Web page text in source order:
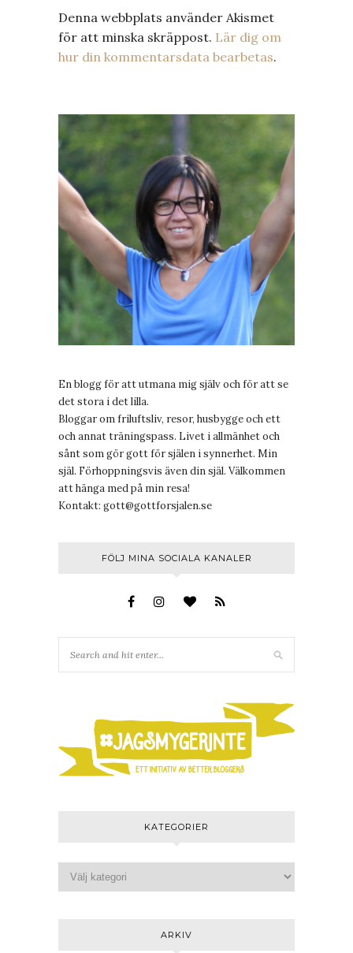
Denna webbplats använder Akismet
för att minska skräppost. Lär dig om
hur din kommentarsdata bearbetas.
En blogg för att utmana mig själv och för att se
det stora i det lilla.
Bloggar om friluftsliv, resor, husbygge och ett
och annat träningspass. Livet i allmänhet och
sånt som gör gott för själen i synnerhet. Min
själ. Förhoppningsvis även din själ. Välkommen
att hänga med på min resa!
Kontakt: gott@gottforsjalen.se
FÖLJ MINA SOCIALA KANALER
KATEGORIER
ARKIV